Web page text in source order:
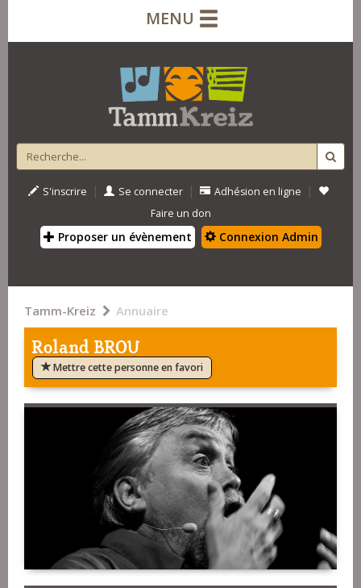
MENU
S'inscrire | Se connecter | Adhésion en ligne |
Faire un don
Proposer un évènement Connexion Admin
Tamm-Kreiz Annuaire
Roland BROU
Mettre cette personne en favori